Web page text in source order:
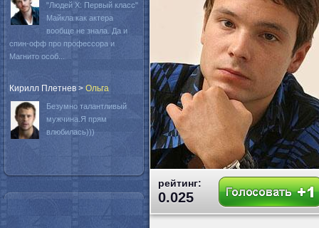
рейтинг:
0.025
"Людей Х: Первый класс"
Майкла как актера
вообще не знала. Да и
спин-офф про профессора и
Магнито особ...
Кирилл Плетнев > Oльга
Безумно талантливый
мужчина.Я прям
влюбилась)))